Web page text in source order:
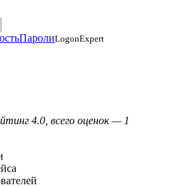
ПаролиLogonExpert
4.0, всего оценок — 1